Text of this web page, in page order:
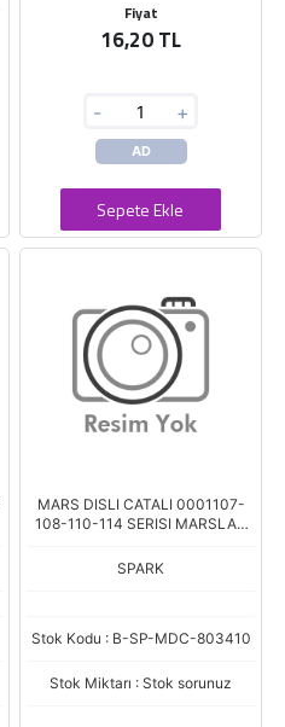
Fiyat
16,20 TL
- +
AD
Sepete Ekle
MARS DISLI CATALI 0001107-
108-110-114 SERISI MARSLAR
SPARK
Stok Kodu : B-SP-MDC-803410
Stok Miktarı : Stok sorunuz